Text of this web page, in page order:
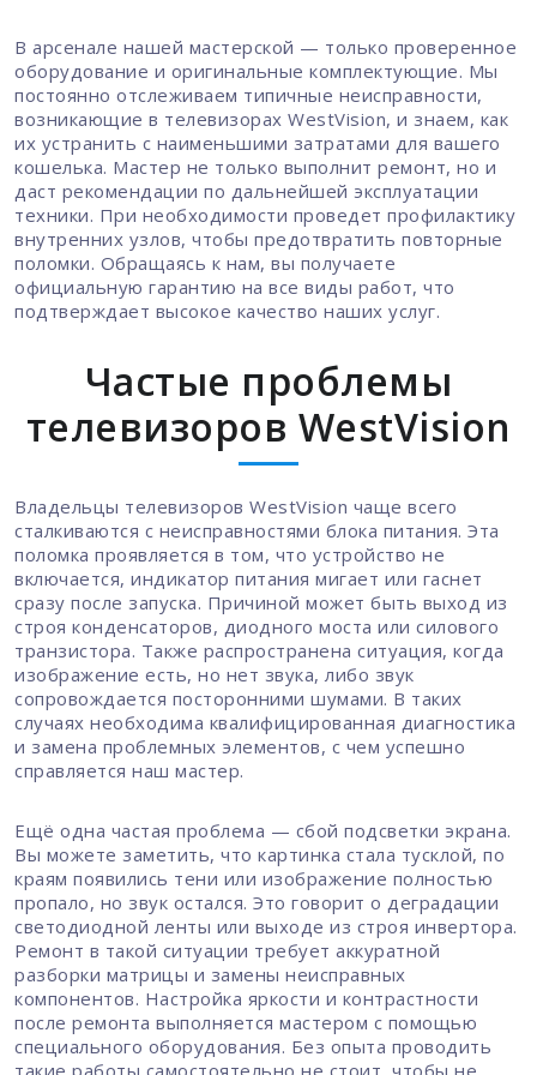
В арсенале нашей мастерской — только проверенное
оборудование и оригинальные комплектующие. Мы
постоянно отслеживаем типичные неисправности,
возникающие в телевизорах WestVision, и знаем, как
их устранить с наименьшими затратами для вашего
кошелька. Мастер не только выполнит ремонт, но и
даст рекомендации по дальнейшей эксплуатации
техники. При необходимости проведет профилактику
внутренних узлов, чтобы предотвратить повторные
поломки. Обращаясь к нам, вы получаете
официальную гарантию на все виды работ, что
подтверждает высокое качество наших услуг.
Частые проблемы
телевизоров WestVision
Владельцы телевизоров WestVision чаще всего
сталкиваются с неисправностями блока питания. Эта
поломка проявляется в том, что устройство не
включается, индикатор питания мигает или гаснет
сразу после запуска. Причиной может быть выход из
строя конденсаторов, диодного моста или силового
транзистора. Также распространена ситуация, когда
изображение есть, но нет звука, либо звук
сопровождается посторонними шумами. В таких
случаях необходима квалифицированная диагностика
и замена проблемных элементов, с чем успешно
справляется наш мастер.
Ещё одна частая проблема — сбой подсветки экрана.
Вы можете заметить, что картинка стала тусклой, по
краям появились тени или изображение полностью
пропало, но звук остался. Это говорит о деградации
светодиодной ленты или выходе из строя инвертора.
Ремонт в такой ситуации требует аккуратной
разборки матрицы и замены неисправных
компонентов. Настройка яркости и контрастности
после ремонта выполняется мастером с помощью
специального оборудования. Без опыта проводить
такие работы самостоятельно не стоит, чтобы не